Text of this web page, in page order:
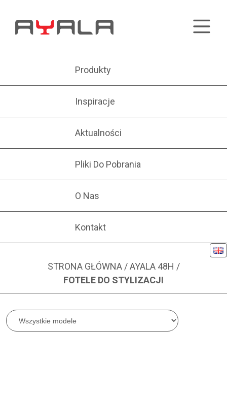
Produkty
Inspiracje
Aktualności
Pliki Do Pobrania
O Nas
Kontakt
FOTELE DO STYLIZACJI
STRONA GŁÓWNA /AYALA 48H /
FOTELE DO STYLIZACJI
filtruj po modelu